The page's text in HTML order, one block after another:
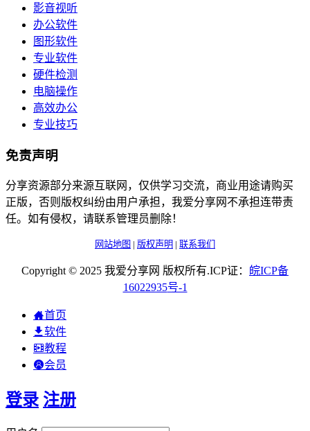
影音视听
办公软件
图形软件
专业软件
硬件检测
电脑操作
高效办公
专业技巧
免责声明
分享资源部分来源互联网，仅供学习交流，商业用途请购买
正版，否则版权纠纷由用户承担，我爱分享网不承担连带责
任。如有侵权，请联系管理员删除！
网站地图 | 版权声明 | 联系我们
Copyright © 2025 我爱分享网 版权所有.ICP证： 皖ICP备
16022935号-1
首页
软件
教程
会员
登录 注册